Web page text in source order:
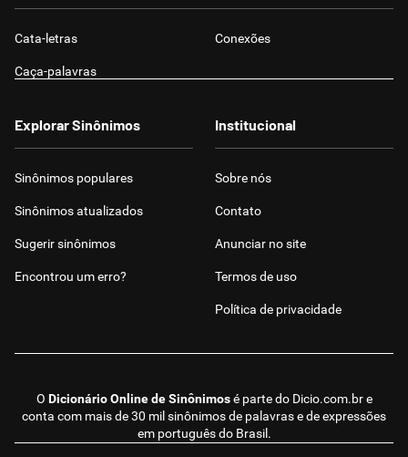
Cata-letras Conexões
Caça-palavras
O Dicionário Online de Sinônimosé parte do Dicio.com.bre
conta com mais de 30 mil sinônimos de palavras e de expressões
em português do Brasil.
Explorar Sinônimos
Sinônimos populares
Sinônimos atualizados
Sugerir sinônimos
Encontrou um erro?
Institucional
Sobre nós
Contato
Anunciar no site
Termos de uso
Política de privacidade